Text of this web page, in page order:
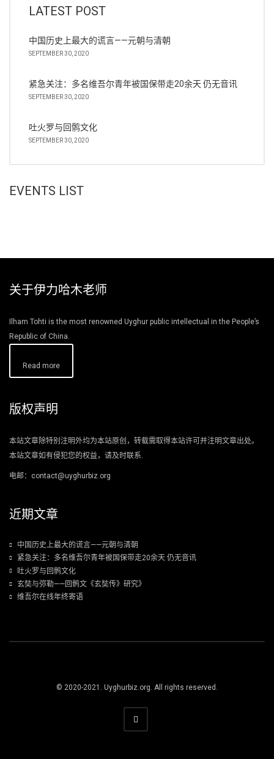
LATEST POST
中国历史上最大的谎言——元朝与清朝
SEPTEMBER 30, 2020
紧急关注：多名维吾尔青年被国保带走20余天 仍无音讯
SEPTEMBER 30, 2020
吐火罗与回鹘文化
SEPTEMBER 30, 2020
EVENTS LIST
关于伊力哈木老师
Ilham Tohti is the most renowned Uyghur public intellectual in the People’s
Republic of China.
Read more
版权声明
本站文章除特别注明外均为本站原创，转载需取得本站许可并注明文章出处。
本站文章如有侵犯您的权益，请及时联系.
电邮：contact@uyghurbiz.org
近期文章
中国历史上最大的谎言——元朝与清朝
紧急关注：多名维吾尔青年被国保带走20余天 仍无音讯
吐火罗与回鹘文化
玄奘与弥勒——回鹘文《玄奘传》研究》
维吾尔在线年终寄语
© 2020-2021. Uyghurbiz.org. All rights reserved.